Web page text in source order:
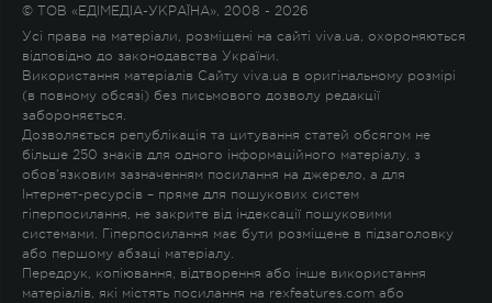
© ТОВ «ЕДІМЕДІА-УКРАЇНА», 2008 - 2026
Усі права на матеріали, розміщені на сайті viva.ua, охороняються
відповідно до законодавства України.
Використання матеріалів Сайту viva.ua в оригінальному розмірі
(в повному обсязі) без письмового дозволу редакції
забороняється.
Дозволяється републікація та цитування статей обсягом не
більше 250 знаків для одного інформаційного матеріалу, з
обов'язковим зазначенням посилання на джерело, а для
Інтернет-ресурсів – пряме для пошукових систем
гіперпосилання, не закрите від індексації пошуковими
системами. Гіперпосилання має бути розміщене в підзаголовку
або першому абзаці матеріалу.
Передрук, копіювання, відтворення або інше використання
матеріалів, які містять посилання на rexfeatures.com або